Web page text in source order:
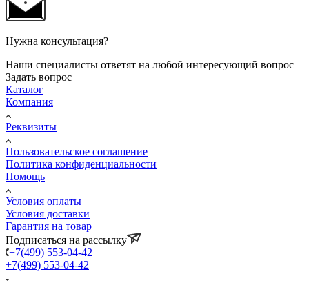
Нужна консультация?
Наши специалисты ответят на любой интересующий вопрос
Задать вопрос
Каталог
Компания
Реквизиты
Пользовательское соглашение
Политика конфиденциальности
Помощь
Условия оплаты
Условия доставки
Гарантия на товар
Подписаться на рассылку
+7(499) 553-04-42
+7(499) 553-04-42